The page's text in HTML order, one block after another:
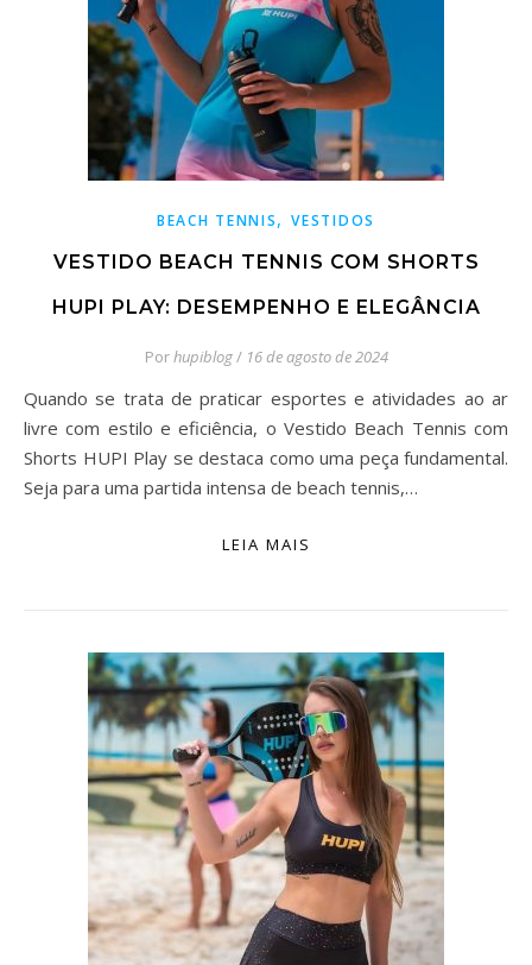
BEACH TENNIS,VESTIDOS
VESTIDO BEACH TENNIS COM SHORTS
HUPI PLAY: DESEMPENHO E ELEGÂNCIA
Porhupiblog/ 16 de agosto de 2024
Quando se trata de praticar esportes e atividades ao ar
livre com estilo e eficiência, o Vestido Beach Tennis com
Shorts HUPI Play se destaca como uma peça fundamental.
Seja para uma partida intensa de beach tennis,…
LEIA MAIS